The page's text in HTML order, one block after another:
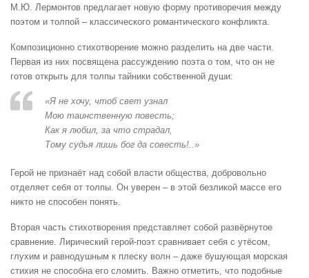
М.Ю. Лермонтов предлагает новую форму противоречия между
поэтом и толпой – классического романтического конфликта.
Композиционно стихотворение можно разделить на две части.
Первая из них посвящена рассуждению поэта о том, что он не
готов открыть для толпы тайники собственной души:
«Я не хочу, чтоб свет узнал
Мою таинственную повесть;
Как я любил, за что страдал,
Тому судья лишь бог да совесть!..»
Герой не признаёт над собой власти общества, добровольно
отделяет себя от толпы. Он уверен – в этой безликой массе его
никто не способен понять.
Вторая часть стихотворения представляет собой развёрнутое
сравнение. Лирический герой-поэт сравнивает себя с утёсом,
глухим и равнодушным к плеску волн – даже бушующая морская
стихия не способна его сломить. Важно отметить, что подобные